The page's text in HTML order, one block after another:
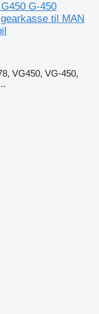
G-450
til MAN
VG450, VG-450,